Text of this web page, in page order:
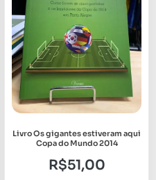
Livro Os gigantes estiveram aqui
Copa do Mundo 2014
R$51,00